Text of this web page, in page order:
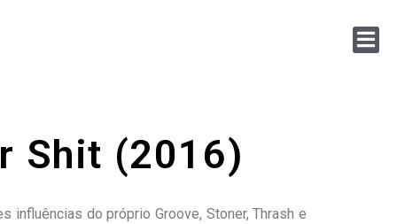
Shit (2016)
influências do próprio Groove, Stoner, Thrash e